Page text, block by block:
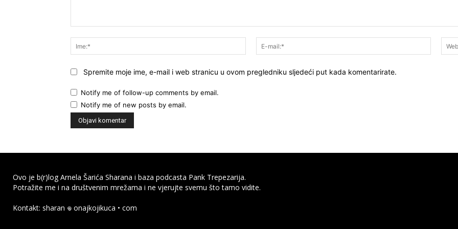
Ime:*
mail:*
Spremite moje ime, e-mail i web stranicu u ovom pregledniku sljedeći put kada komentarirate.
Notify me of follow-up comments by email.
Notify me of new posts by email.
Ovo je b(r)log Arnela Šarića Sharana i baza podcasta Pank Trepezarija.
Potražite me i na društvenim mrežama i ne vjerujte svemu što tamo vidite.
Kontakt: sharan 𖦹 onajkojikuca • com